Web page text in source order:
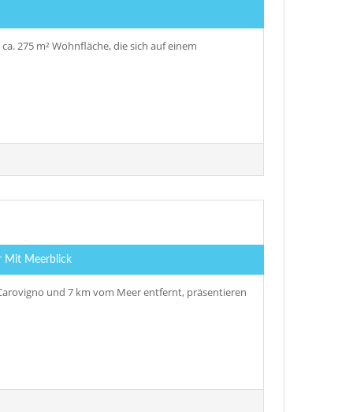
275 m² Wohnfläche, die sich auf einem
Mit Meerblick
und 7 km vom Meer entfernt, präsentieren